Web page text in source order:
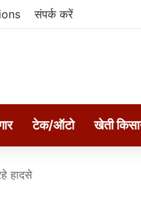
संपर्क करें
टेक/ऑटो खेती
हादसे